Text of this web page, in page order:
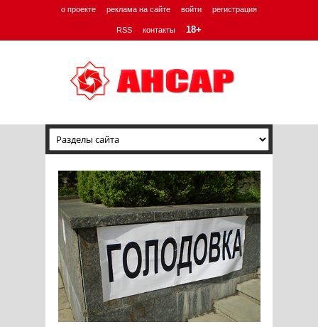
о проекте реклама на сайте войти регистрация
RSS контакты 18+